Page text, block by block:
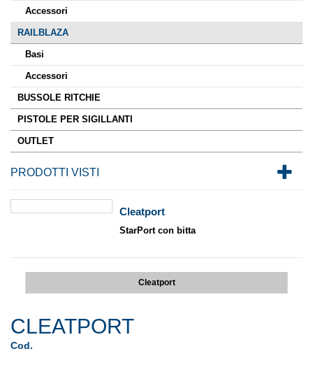
Accessori
RAILBLAZA
Basi
Accessori
BUSSOLE RITCHIE
PISTOLE PER SIGILLANTI
OUTLET
PRODOTTI VISTI
Cleatport
StarPort con bitta
Cleatport
CLEATPORT
Cod.